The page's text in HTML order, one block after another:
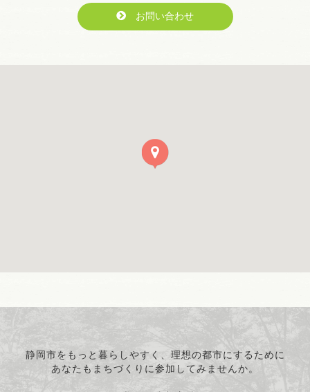
お問い合わせ
静岡市をもっと暮らしやすく、理想の都市にするために
あなたもまちづくりに参加してみませんか。